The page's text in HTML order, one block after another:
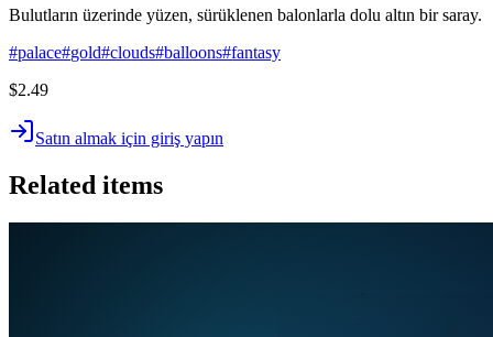
Bulutların üzerinde yüzen, sürüklenen balonlarla dolu altın bir saray.
#palace#gold#clouds#balloons#fantasy
$2.49
Satın almak için giriş yapın
Related items